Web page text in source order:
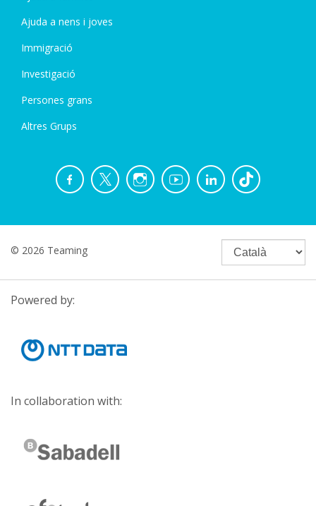
Ajuda a nens i joves
Immigració
Investigació
Persones grans
Altres Grups
© 2026 Teaming
Powered by:
In collaboration with: